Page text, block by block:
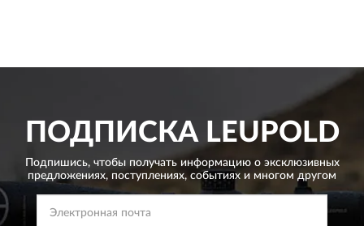
ПОДПИСКАLEUPOLD
Подпишись, чтобы получать информацию о эксклюзивных
предложениях, поступлениях, событиях и многом другом